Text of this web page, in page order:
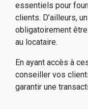
essentiels pour
clients. D’ailleurs,
obligatoirement
au locataire.
En ayant accès à
conseiller vos
garantir une